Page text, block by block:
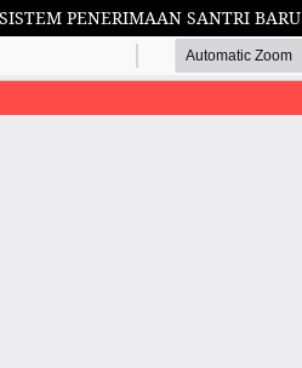
PENERIMAAN SANTRI BARU